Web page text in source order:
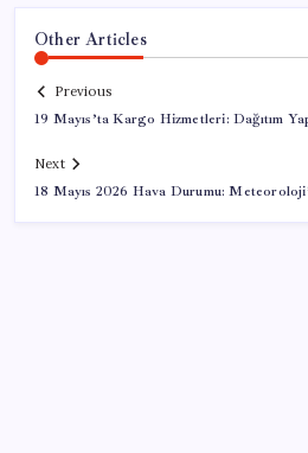
Other Articles
Previous
19 Mayıs’ta Kargo Hizmetleri: Dağıtım
Next
18 Mayıs 2026 Hava Durumu: